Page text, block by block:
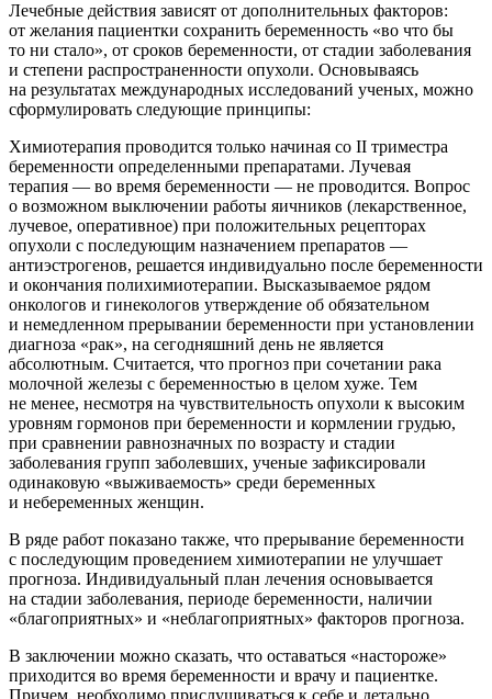
Лечебные действия зависят от дополнительных факторов:
от желания пациентки сохранить беременность «во что бы
то ни стало», от сроков беременности, от стадии заболевания
и степени распространенности опухоли. Основываясь
на результатах международных исследований ученых, можно
сформулировать следующие принципы:
Химиотерапия проводится только начиная со II триместра
беременности определенными препаратами. Лучевая
терапия — во время беременности — не проводится. Вопрос
о возможном выключении работы яичников (лекарственное,
лучевое, оперативное) при положительных рецепторах
опухоли с последующим назначением препаратов —
антиэстрогенов, решается индивидуально после беременности
и окончания полихимиотерапии. Высказываемое рядом
онкологов и гинекологов утверждение об обязательном
и немедленном прерывании беременности при установлении
диагноза «рак», на сегодняшний день не является
абсолютным. Считается, что прогноз при сочетании рака
молочной железы с беременностью в целом хуже. Тем
не менее, несмотря на чувствительность опухоли к высоким
уровням гормонов при беременности и кормлении грудью,
при сравнении равнозначных по возрасту и стадии
заболевания групп заболевших, ученые зафиксировали
одинаковую «выживаемость» среди беременных
и небеременных женщин.
В ряде работ показано также, что прерывание беременности
с последующим проведением химиотерапии не улучшает
прогноза. Индивидуальный план лечения основывается
на стадии заболевания, периоде беременности, наличии
«благоприятных» и «неблагоприятных» факторов прогноза.
В заключении можно сказать, что оставаться «настороже»
приходится во время беременности и врачу и пациентке.